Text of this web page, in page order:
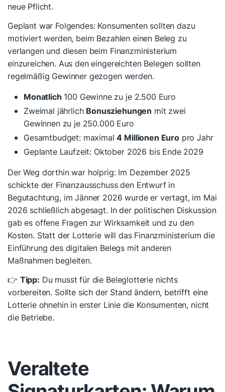
neue Pflicht.
Geplant war Folgendes: Konsumenten sollten dazu
motiviert werden, beim Bezahlen einen Beleg zu
verlangen und diesen beim Finanzministerium
einzureichen. Aus den eingereichten Belegen sollten
regelmäßig Gewinner gezogen werden.
Monatlich 100 Gewinne zu je 2.500 Euro
Zweimal jährlich Bonusziehungen mit zwei
Gewinnen zu je 250.000 Euro
Gesamtbudget: maximal4 Millionen Europro Jahr
Geplante Laufzeit: Oktober 2026 bis Ende 2029
Der Weg dorthin war holprig: Im Dezember 2025
schickte der Finanzausschuss den Entwurf in
Begutachtung, im Jänner 2026 wurde er vertagt, im Mai
2026 schließlich abgesagt. In der politischen Diskussion
gab es offene Fragen zur Wirksamkeit und zu den
Kosten. Statt der Lotterie will das Finanzministerium die
Einführung des digitalen Belegs mit anderen
Maßnahmen begleiten.
👉 Tipp: Du musst für die Beleglotterie nichts
vorbereiten. Sollte sich der Stand ändern, betrifft eine
Lotterie ohnehin in erster Linie die Konsumenten, nicht
die Betriebe.
Veraltete